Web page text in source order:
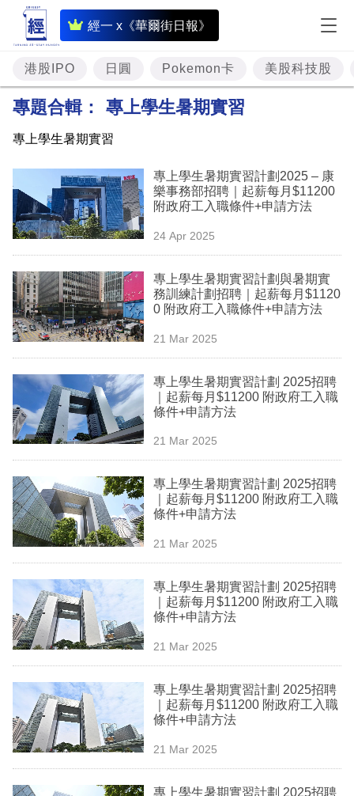
經一 x《華爾街日報》
即
時
財
經
題
投
資
樓
市
理
財
商
科
技
場
生
活
時
事
專
欄
閱
專
區
港股IPO 日圓 Pokemon卡 美股科技股
專題合輯： 專上學生暑期實習
專上學生暑期實習
專上學生暑期實習計劃2025 – 康
樂事務部招聘｜起薪每月$11200
附政府工入職條件+申請方法
24 Apr 2025
專上學生暑期實習計劃與暑期實
務訓練計劃招聘｜起薪每月$1120
0 附政府工入職條件+申請方法
21 Mar 2025
專上學生暑期實習計劃 2025招聘
｜起薪每月$11200 附政府工入職
條件+申請方法
21 Mar 2025
專上學生暑期實習計劃 2025招聘
｜起薪每月$11200 附政府工入職
條件+申請方法
21 Mar 2025
專上學生暑期實習計劃 2025招聘
｜起薪每月$11200 附政府工入職
條件+申請方法
21 Mar 2025
專上學生暑期實習計劃 2025招聘
｜起薪每月$11200 附政府工入職
條件+申請方法
21 Mar 2025
專上學生暑期實習計劃 2025招聘